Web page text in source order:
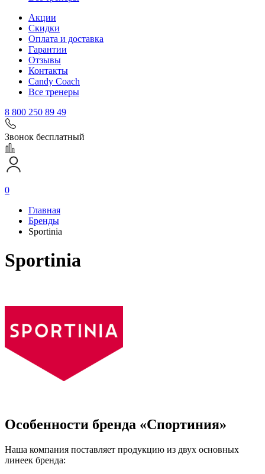
Акции
Скидки
Оплата и доставка
Гарантии
Отзывы
Контакты
Candy Coach
Все тренеры
8 800 250 89 49
Звонок бесплатный
0
Главная
Бренды
Sportinia
Sportinia
Особенности бренда «Спортиния»
Наша компания поставляет продукцию из двух основных
линеек бренда: